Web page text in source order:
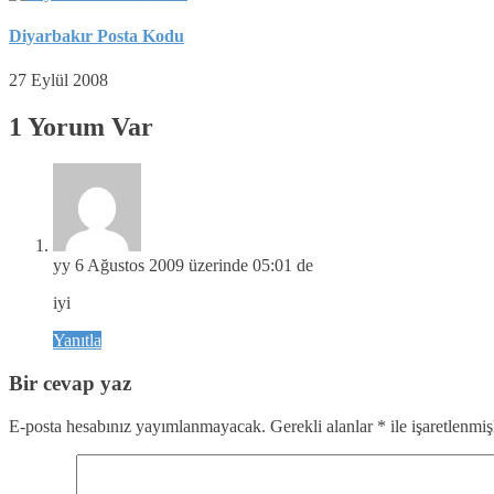
Diyarbakır Posta Kodu
27 Eylül 2008
1 Yorum Var
yy 6 Ağustos 2009 üzerinde 05:01 de
iyi
Yanıtla
Bir cevap yaz
E-posta hesabınız yayımlanmayacak. Gerekli alanlar * ile